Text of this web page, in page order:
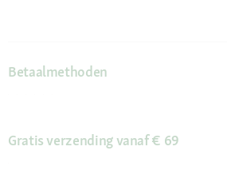
Betaalmethoden
Gratis verzending vanaf € 69